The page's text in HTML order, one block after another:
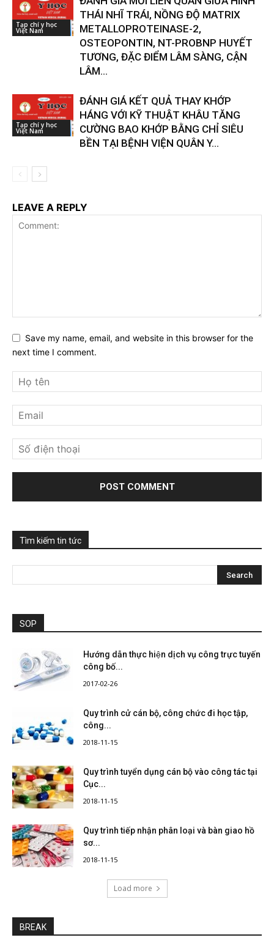
Tạp chí y học
Việt Nam
THÁI NHĨ TRÁI, NỒNG ĐỘ MATRIX
METALLOPROTEINASE-2,
OSTEOPONTIN, NT-PROBNP HUYẾT
TƯƠNG, ĐẶC ĐIỂM LÂM SÀNG, CẬN
LÂM...
Tạp chí y học
Việt Nam
ĐÁNH GIÁ KẾT QUẢ THAY KHỚP
HÁNG VỚI KỸ THUẬT KHÂU TĂNG
CƯỜNG BAO KHỚP BẰNG CHỈ SIÊU
BỀN TẠI BỆNH VIỆN QUÂN Y...
LEAVE A REPLY
Save my name, email, and website in this browser for the
next time I comment.
Tìm kiếm tin tức
SOP
Hướng dẫn thực hiện dịch vụ công trực tuyến
công bố...
2017-02-26
Quy trình cử cán bộ, công chức đi học tập,
công...
2018-11-15
Quy trình tuyển dụng cán bộ vào công tác tại
Cục...
2018-11-15
Quy trình tiếp nhận phân loại và bàn giao hồ
sơ...
2018-11-15
Load more
BREAK